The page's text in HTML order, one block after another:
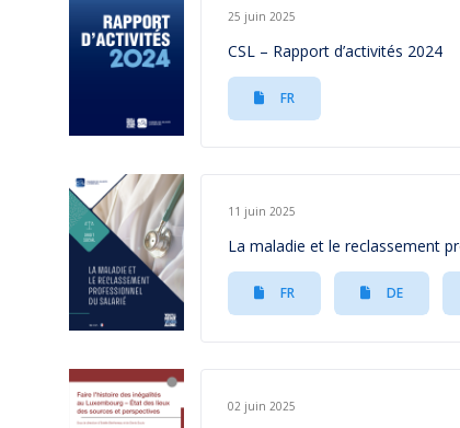
25 juin 2025
CSL – Rapport d’activités 2024
FR
11 juin 2025
La maladie et le reclassement
FR DE
02 juin 2025